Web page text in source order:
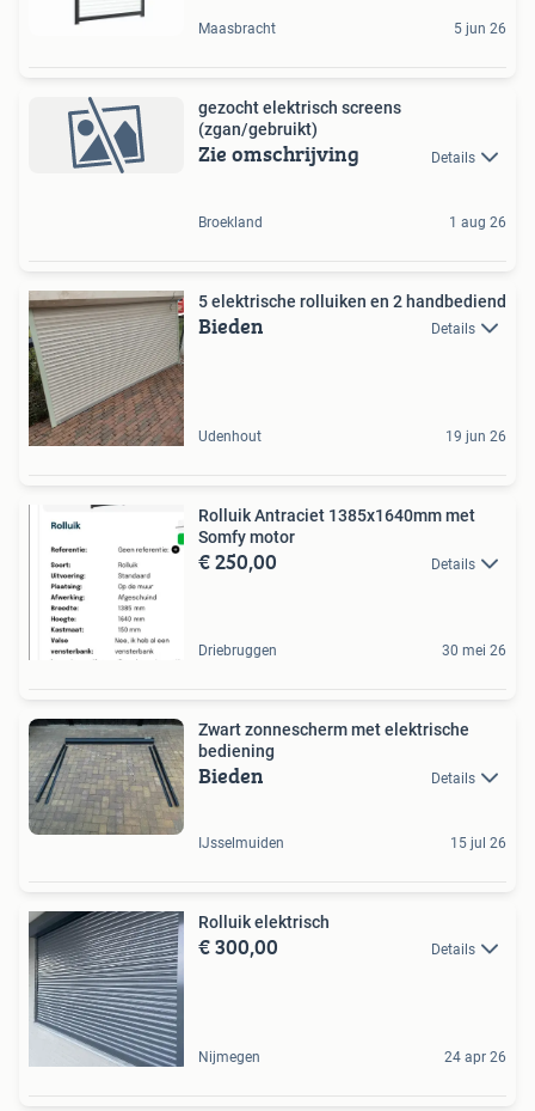
Maasbracht 5 jun 26
gezocht elektrisch screens
(zgan/gebruikt)
Zie omschrijving Details
Broekland 1 aug 26
5 elektrische rolluiken en 2 handbediend
Bieden Details
Udenhout 19 jun 26
Rolluik Antraciet 1385x1640mm met
Somfy motor
€ 250,00 Details
Driebruggen 30 mei 26
Zwart zonnescherm met elektrische
bediening
Bieden Details
IJsselmuiden 15 jul 26
Rolluik elektrisch
€ 300,00 Details
Nijmegen 24 apr 26